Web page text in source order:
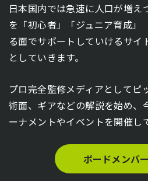
日本国内では急速に人口が増え
を「初心者」「ジュニア育成」
る面でサポートしていけるサイ
としていきます。
プロ完全監修メディアとしてピ
術面、ギアなどの解説を始め、
ーナメントやイベントを開催し
ボードメンバ